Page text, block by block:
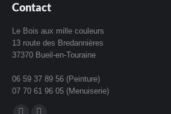
Contact
Le Bois aux mille couleurs
13 route des Bredannières
37370 Bueil-en-Touraine
06 59 37 89 56 (Peinture)
07 70 61 96 05 (Menuiserie)
Trouvez nous sur :